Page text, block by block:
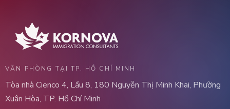
VĂN PHÒNG TẠI TP. HỒ CHÍ MINH
Tòa nhà Cienco 4, Lầu 8, 180 Nguyễn Thị Minh Khai, Phường
Xuân Hòa, TP. Hồ Chí Minh